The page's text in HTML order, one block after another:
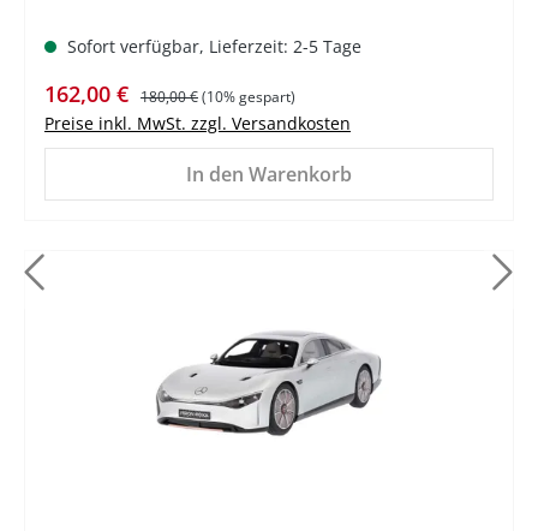
Sofort verfügbar, Lieferzeit: 2-5 Tage
Verkaufspreis:
162,00 € Regulärer Preis:
180,00 €(10% gespart)
Preise inkl. MwSt. zzgl. Versandkosten
In den Warenkorb